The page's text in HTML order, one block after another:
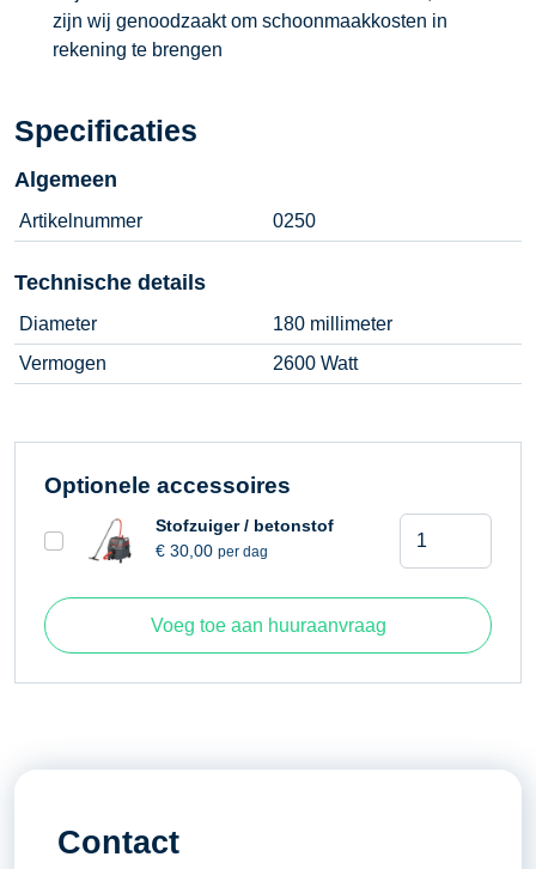
zijn wij genoodzaakt om schoonmaakkosten in
rekening te brengen
Specificaties
Algemeen
Artikelnummer 0250
Technische details
Diameter
180 millimeter
Vermogen
2600 Watt
Optionele accessoires
Stofzuiger / betonstof
€30,00 per dag
Voeg toe aan huuraanvraag
Contact